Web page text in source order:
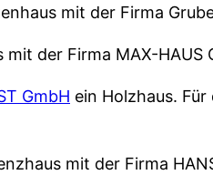
mit der Firma
mit der Firma MAX-
GmbH ein Holzhaus.
mit der Firma